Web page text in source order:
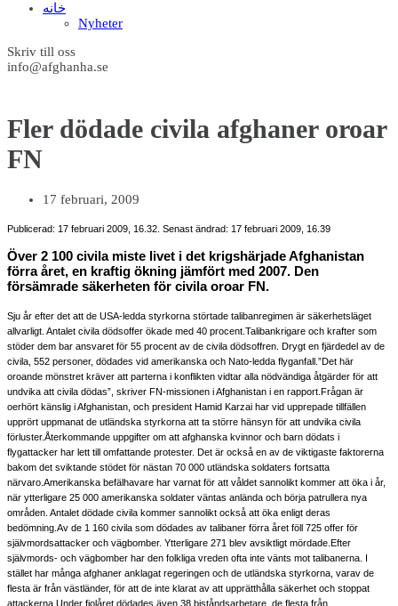
خانه
Nyheter
Skriv till oss
info@afghanha.se
Fler dödade civila afghaner oroar
FN
17 februari, 2009
Publicerad: 17 februari 2009, 16.32. Senast ändrad: 17 februari 2009, 16.39
Över 2 100 civila miste livet i det krigshärjade Afghanistan
förra året, en kraftig ökning jämfört med 2007. Den
försämrade säkerheten för civila oroar FN.
Sju år efter det att de USA-ledda styrkorna störtade talibanregimen är säkerhetsläget
allvarligt. Antalet civila dödsoffer ökade med 40 procent. Talibankrigare och krafter som
stöder dem bar ansvaret för 55 procent av de civila dödsoffren. Drygt en fjärdedel av de
civila, 552 personer, dödades vid amerikanska och Nato-ledda flyganfall. ”Det här
oroande mönstret kräver att parterna i konflikten vidtar alla nödvändiga åtgärder för att
undvika att civila dödas”, skriver FN-missionen i Afghanistan i en rapport. Frågan är
oerhört känslig i Afghanistan, och president Hamid Karzai har vid upprepade tillfällen
upprört uppmanat de utländska styrkorna att ta större hänsyn för att undvika civila
förluster.Återkommande uppgifter om att afghanska kvinnor och barn dödats i
flygattacker har lett till omfattande protester. Det är också en av de viktigaste faktorerna
bakom det sviktande stödet för nästan 70 000 utländska soldaters fortsatta
närvaro. Amerikanska befälhavare har varnat för att våldet sannolikt kommer att öka i år,
när ytterligare 25 000 amerikanska soldater väntas anlända och börja patrullera nya
områden. Antalet dödade civila kommer sannolikt också att öka enligt deras
bedömning. Av de 1 160 civila som dödades av talibaner förra året föll 725 offer för
självmordsattacker och vägbomber. Ytterligare 271 blev avsiktligt mördade. Efter
självmords- och vägbomber har den folkliga vreden ofta inte vänts mot talibanerna. I
stället har många afghaner anklagat regeringen och de utländska styrkorna, varav de
flesta är från västländer, för att de inte klarat av att upprätthålla säkerhet och stoppat
attackerna. Under fjolåret dödades även 38 biståndsarbetare, de flesta från